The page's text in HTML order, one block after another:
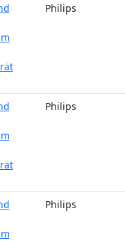
Philips
Philips
Philips